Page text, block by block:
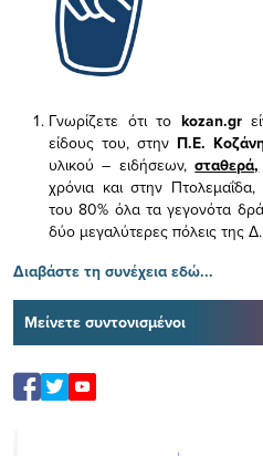
Γνωρίζετε ότι το kozan.gr
είδους του, στην Π.Ε.
υλικού – ειδήσεων,σταθερά,
χρόνια και στην
του 80% όλα τα γεγονότα
δύο μεγαλύτερες πόλεις της
Διαβάστε τη συνέχεια εδώ...
Μείνετε συντονισμένοι